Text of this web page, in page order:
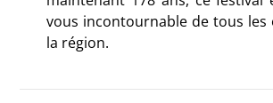
vous incontournable de tous les
la région.